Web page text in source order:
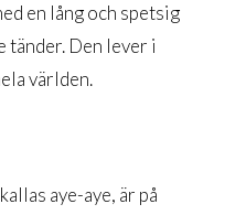
en lång och spetsig
tänder. Den lever i
världen.
aye-aye, är på